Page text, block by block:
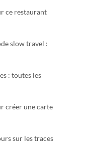
ce restaurant
slow travel :
: toutes les
créer une carte
sur les traces